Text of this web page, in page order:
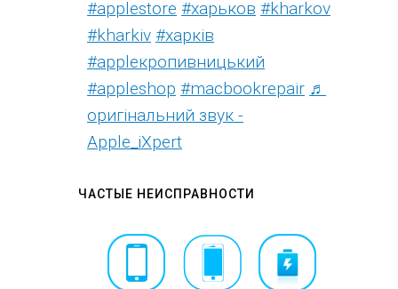
#applestore #харьков #kharkov
#kharkiv #харків
#appleкропивницький
#appleshop #macbookrepair ♬
оригінальний звук -
Apple_iXpert
ЧАСТЫЕ НЕИСПРАВНОСТИ